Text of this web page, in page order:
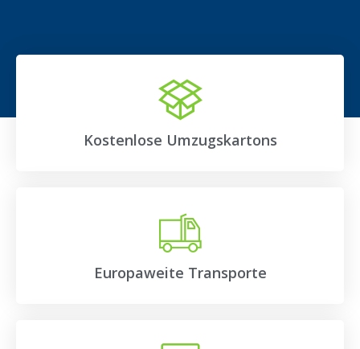
Kostenlose Umzugskartons
Europaweite Transporte